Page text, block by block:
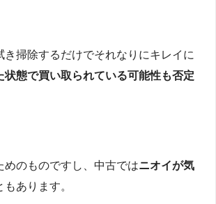
き掃除するだけでそれなりにキレイに
状態で買い取られている可能性も否定
めのものですし、中古ではニオイが気
あります。